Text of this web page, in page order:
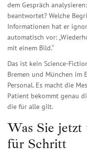
dem Gespräch
beantwortet? Welche
Informationen hat er
automatisch vor:
mit einem Bild.“
Das ist kein Science-
Bremen und München im
Personal. Es macht die
Patient bekommt genau
die für alle gilt.
Was Sie
für Schritt